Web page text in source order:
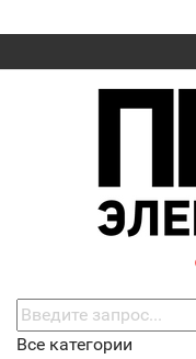
Все категории